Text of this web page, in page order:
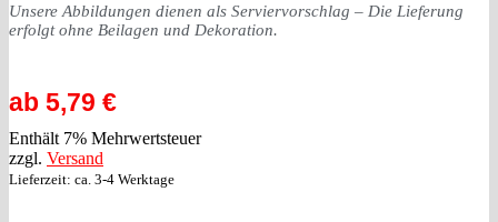
Unsere Abbildungen dienen als Serviervorschlag – Die Lieferung
erfolgt ohne Beilagen und Dekoration.
ab 5,79 €
Enthält 7% Mehrwertsteuer
zzgl. Versand
Lieferzeit: ca. 3-4 Werktage